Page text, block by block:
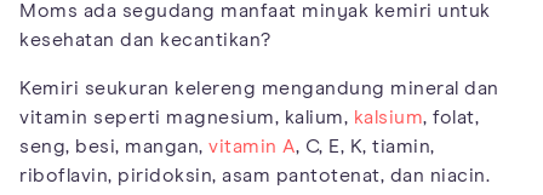
Moms ada segudang manfaat minyak kemiri untuk
kesehatan dan kecantikan?
Kemiri seukuran kelereng mengandung mineral dan
vitamin seperti magnesium, kalium, kalsium, folat,
seng, besi, mangan, vitamin A, C, E, K, tiamin,
riboflavin, piridoksin, asam pantotenat, dan niacin.